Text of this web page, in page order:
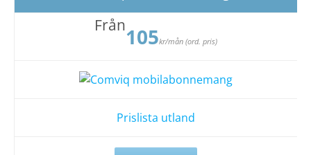
Från105kr/mån (ord. pris)
Prislista utland